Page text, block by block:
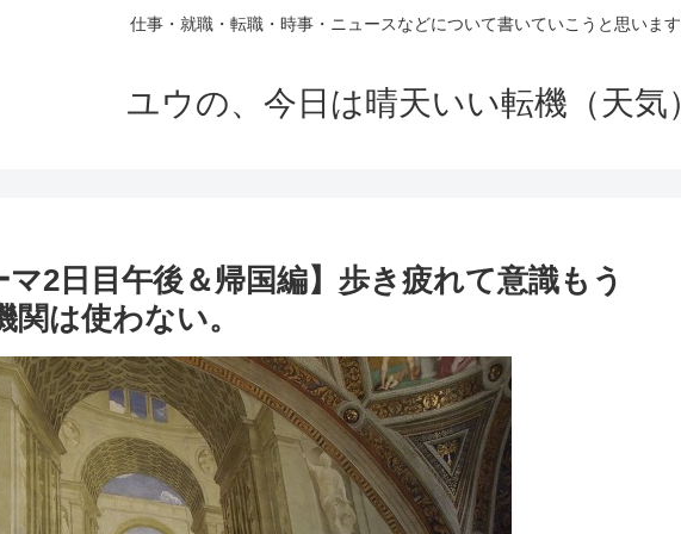
仕事・就職・転職・時事・ニュースなどについて書いていこうと思いま
ユウの、今日は晴天いい転機（天気
マ2日目午後＆帰国編】歩き疲れて意識もう
は使わない。